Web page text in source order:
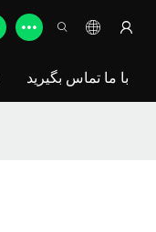
با ما تماس بگیرید